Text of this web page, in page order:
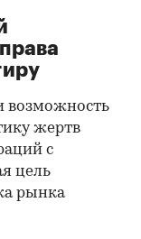
возможность
жертв
с
цель
рынка